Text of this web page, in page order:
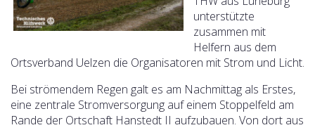
unterstützte
zusammen mit
Helfern aus dem
Ortsverband Uelzen die Organisatoren mit Strom und Licht.
Bei strömendem Regen galt es am Nachmittag als Erstes,
eine zentrale Stromversorgung auf einem Stoppelfeld am
Rande der Ortschaft Hanstedt II aufzubauen. Von dort aus